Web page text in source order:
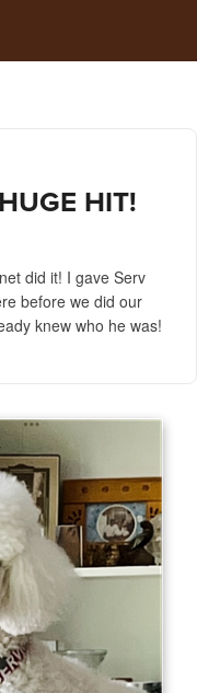
HIT!
did it! I gave Serv
before we did our
knew who he was!